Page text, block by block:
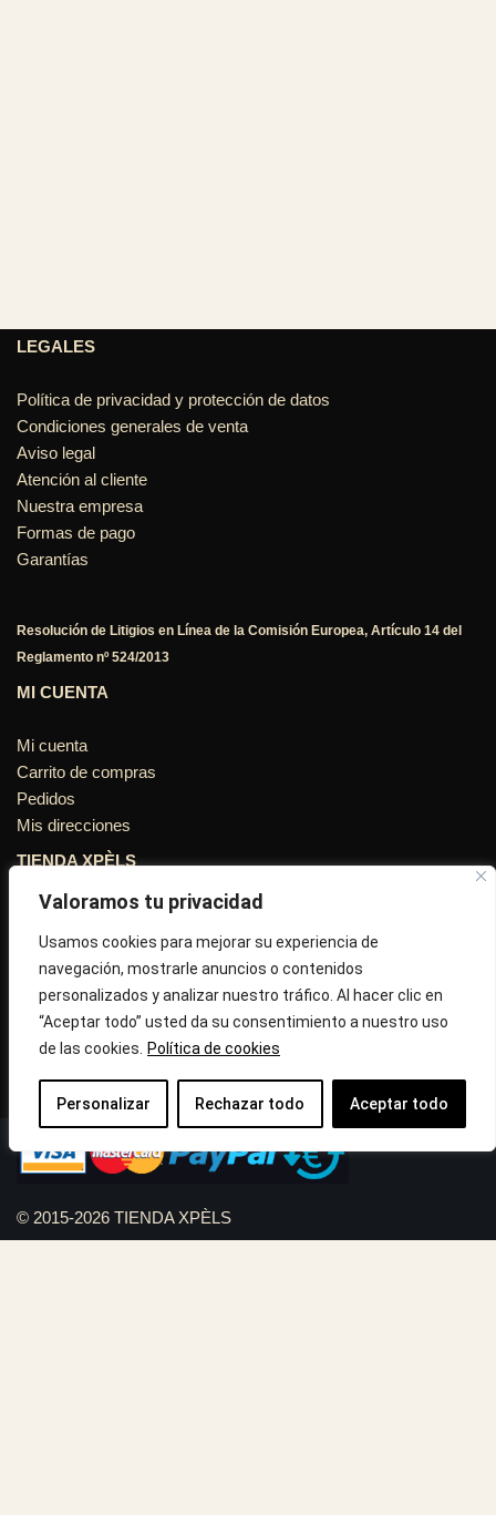
Valoramos tu privacidad
Usamos cookies para mejorar su experiencia de
navegación, mostrarle anuncios o contenidos
personalizados y analizar nuestro tráfico. Al hacer clic en
“Aceptar todo” usted da su consentimiento a nuestro uso
de las cookies.
Política de cookies
Personalizar Rechazar todo Aceptar todo
LEGALES
Política de privacidad y protección de datos
Condiciones generales de venta
Aviso legal
Atención al cliente
Nuestra empresa
Formas de pago
Garantías
Resolución de Litigios en Línea de la Comisión Europea, Artículo 14 del
Reglamento nº 524/2013
MI CUENTA
Mi cuenta
Carrito de compras
Pedidos
Mis direcciones
TIENDA XPÈLS
Avinguda Molins de Rei Nº 3
08755, Barcelona, Cataluña, España
Horario: Lun-Vie 09:30h a 13:30h y 16:45h a 20:00h - Sab
10:30h a 14:.00h
Correo:info@tiendaxpels.com
© 2015-2026 TIENDA XPÈLS